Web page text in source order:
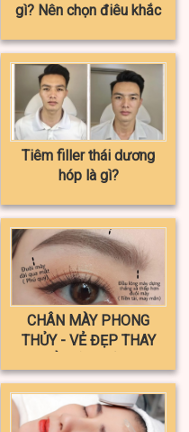
gì? Nên chọn điêu khắc
Tiêm filler thái dương
hóp là gì?
CHÂN MÀY PHONG
THỦY - VẺ ĐẸP THAY